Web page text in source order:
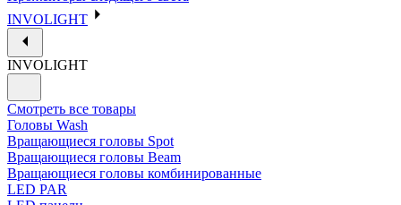
INVOLIGHT
INVOLIGHT
Смотреть все товары
Головы Wash
Вращающиеся головы Spot
Вращающиеся головы Beam
Вращающиеся головы комбинированные
LED PAR